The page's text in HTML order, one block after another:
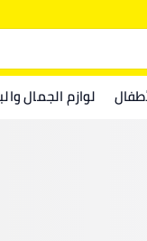
لوازم الجمال